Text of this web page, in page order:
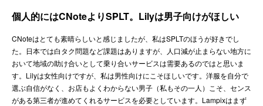
個人的にはCNoteよりSPLT。Lilyは男子向けがほしい
CNoteはとても素晴らしいと感じましたが、私はSPLTのほうが好きでし
た。日本では白タク問題など課題はありますが、人口減が止まらない地方に
おいて地域の助け合いとして乗り合いサービスは需要あるのではと思いま
す。Lilyは女性向けですが、私は男性向けにこそほしいです。洋服を自分で
選ぶ自信がなく、お店もよくわからない男子（私もその一人）こそ、センス
がある第三者が進めてくれるサービスを必要としています。Lampixはまず